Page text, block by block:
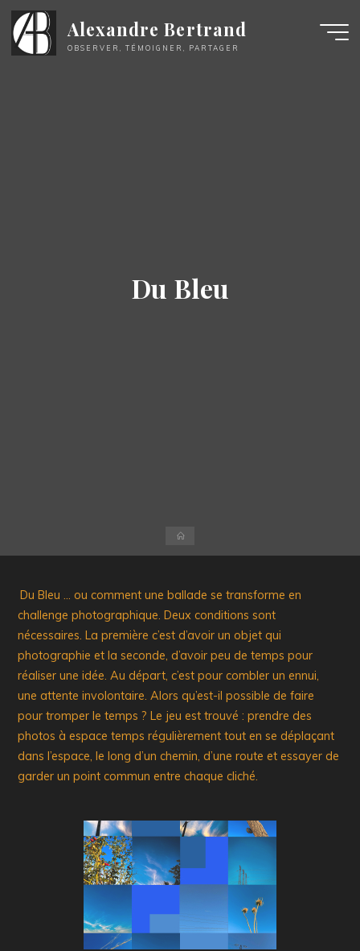
Aller
contenu
Alexandre Bertrand
OBSERVER, TÉMOIGNER, PARTAGER
Du Bleu
Du Bleu … ou comment une ballade se transforme en
challenge photographique. Deux conditions sont
nécessaires. La première c’est d’avoir un objet qui
photographie et la seconde, d’avoir peu de temps pour
réaliser une idée. Au départ, c’est pour combler un ennui,
une attente involontaire. Alors qu’est-il possible de faire
pour tromper le temps ? Le jeu est trouvé : prendre des
photos à espace temps régulièrement tout en se déplaçant
dans l’espace, le long d’un chemin, d’une route et essayer de
garder un point commun entre chaque cliché.